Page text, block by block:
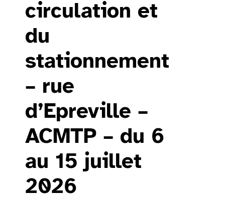
circulation et
du
stationnement
– rue
d’Epreville –
ACMTP – du 6
au 15 juillet
2026